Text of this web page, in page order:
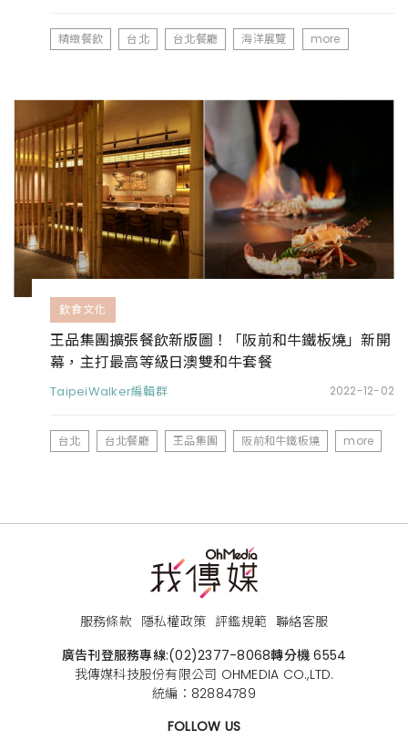
精緻餐飲 台北 台北餐廳 海洋展覽 more
飲食文化
王品集團擴張餐飲新版圖！「阪前和牛鐵板燒」新開
幕，主打最高等級日澳雙和牛套餐
TaipeiWalker編輯群 2022-12-02
台北 台北餐廳 王品集團 阪前和牛鐵板燒 more
服務條款 隱私權政策 評鑑規範 聯絡客服
廣告刊登服務專線:(02)2377-8068轉分機 6554
我傳媒科技股份有限公司 OHMEDIA CO.,LTD.
統編：82884789
FOLLOW US